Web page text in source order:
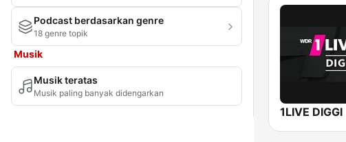
Podcast berdasarkan genre
18 genre topik
Musik
Musik teratas
Musik paling banyak didengarkan
1LIVE DIGGI